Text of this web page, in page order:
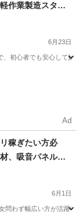
作業製造スタッ
6月23日
初心者でも安心して
Ad
稼ぎたい方必
、吸音パネル、
！
6月1日
問わず幅広い方が活躍